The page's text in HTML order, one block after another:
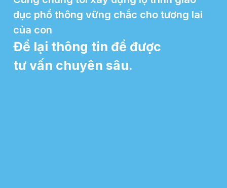
dục phổ thông vững chắc cho tương lai
của con
Để lại thông tin để được
tư vấn chuyên sâu.​